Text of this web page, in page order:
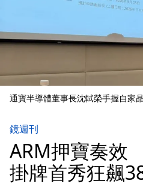
通寶半導體董事長沈軾榮手握自家
鏡週刊
ARM押寶奏效
掛牌首秀狂飆